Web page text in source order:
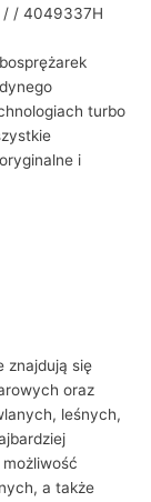
/ 4049337H
turbo
i
znajdują się
oraz
leśnych,
a także